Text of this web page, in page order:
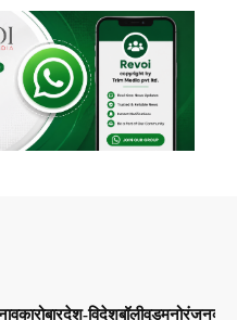
कारोबारदेश-विदेशबॉलीवुडमनोरंजन